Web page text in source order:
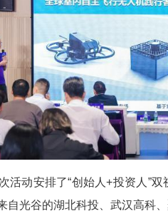
精度追踪。此外，光翼
目不暇接。